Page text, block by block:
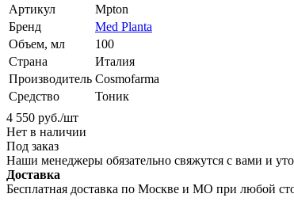
Артикул
Mpton
Бренд
Med Planta
Объем, мл
100
Страна
Италия
Производитель Cosmofarma
Средство
Тоник
4 550 руб./шт
Нет в наличии
Под заказ
Наши менеджеры обязательно свяжутся с вами и
Доставка
Бесплатная доставка по Москве и МО при любой